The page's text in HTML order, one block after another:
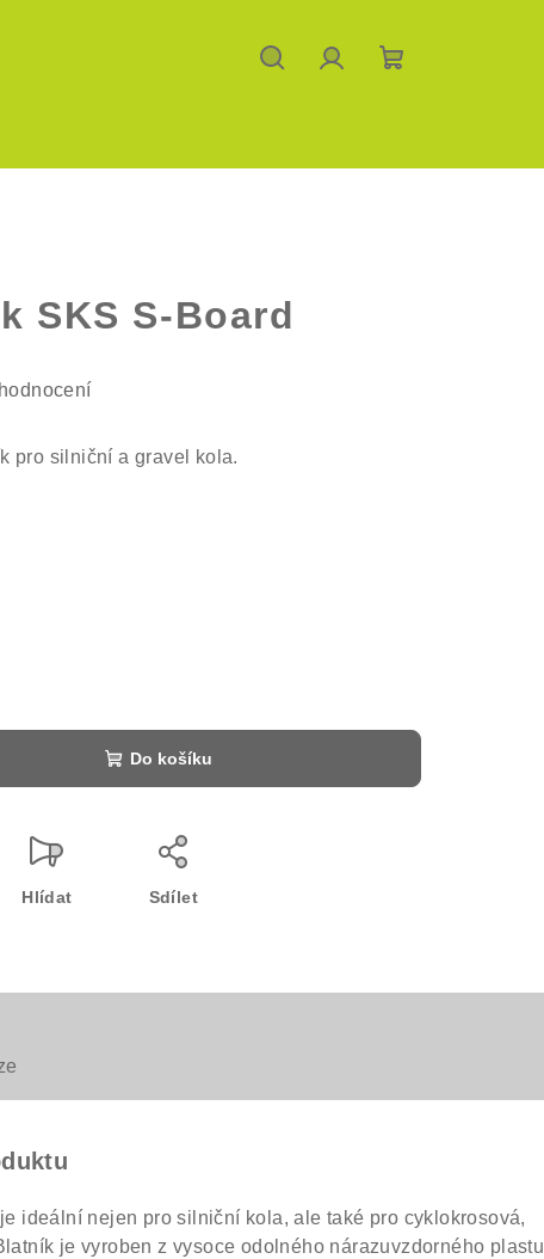
košík
SKS S-Board
pro silniční a gravel kola.
Do košíku
Hlídat Sdílet
ideální nejen pro silniční kola, ale také pro cyklokrosová,
je vyroben z vysoce odolného nárazuvzdorného